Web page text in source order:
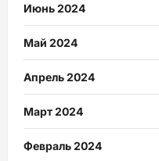
Июнь 2024
Май 2024
Апрель 2024
Март 2024
Февраль 2024